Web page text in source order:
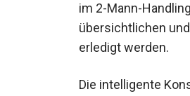
im 2-Mann-
übersichtlichen
erledigt werden.
Die intelligente